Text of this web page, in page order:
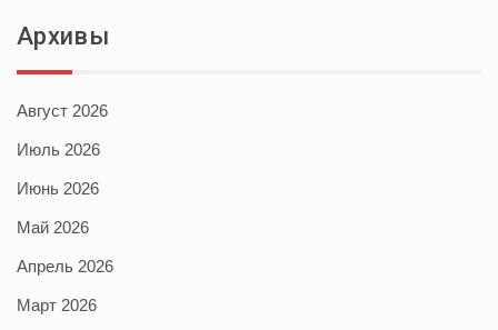
Архивы
Август 2026
Июль 2026
Июнь 2026
Май 2026
Апрель 2026
Март 2026